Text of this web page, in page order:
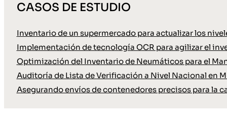
CASOS DE ESTUDIO
Inventario de un supermercado para actualizar los
Implementación de tecnología OCR para agilizar el
Optimización del Inventario de Neumáticos para el
Auditoría de Lista de Verificación a Nivel Nacional en
Asegurando envíos de contenedores precisos para la